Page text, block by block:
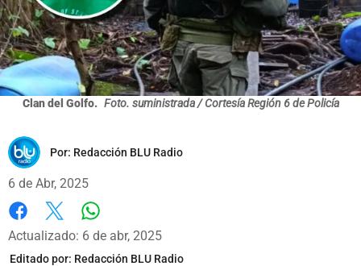
Clan del Golfo. Foto. suministrada / Cortesía Región 6 de Policía
Por: Redacción BLU Radio
6 de Abr, 2025
Facebook
X
Actualizado: 6 de abr, 2025
Editado por: Redacción BLU Radio